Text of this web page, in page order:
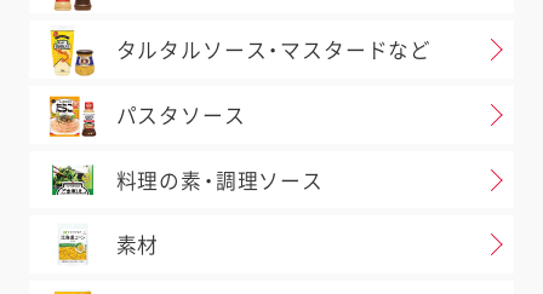
タルタルソース・マスタードなど
パスタソース
料理の素・調理ソース
素材